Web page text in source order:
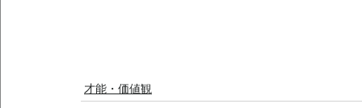
才能・価値観